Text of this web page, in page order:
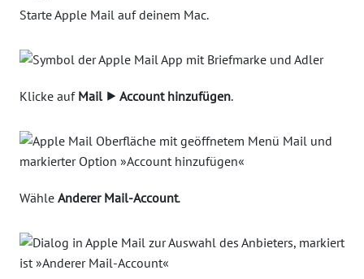
Starte Apple Mail auf deinem Mac.
Klicke auf Mail ⯈ Account hinzufügen.
Wähle Anderer Mail-Account.